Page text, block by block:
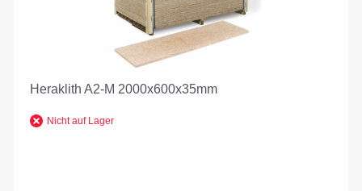
Heraklith A2-M 2000x600x35mm
Nicht auf Lager